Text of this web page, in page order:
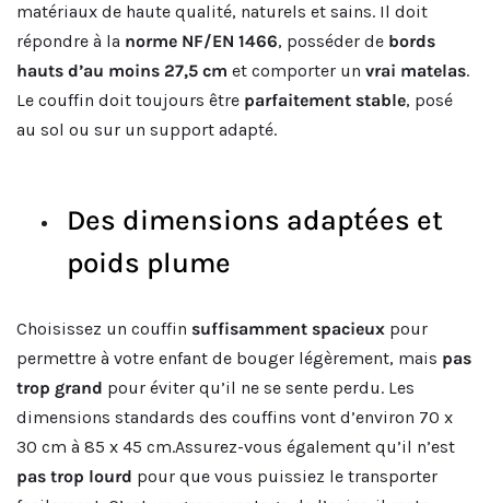
matériaux de haute qualité, naturels et sains. Il doit
répondre à la norme NF/EN 1466, posséder de bords
hauts d’au moins 27,5 cm et comporter un vrai matelas.
Le couffin doit toujours être parfaitement stable, posé
au sol ou sur un support adapté.
Des dimensions adaptées et
poids plume
Choisissez un couffin suffisamment spacieux pour
permettre à votre enfant de bouger légèrement, mais pas
trop grand pour éviter qu’il ne se sente perdu. Les
dimensions standards des couffins vont d’environ 70 x
30 cm à 85 x 45 cm.Assurez-vous également qu’il n’est
pas trop lourd pour que vous puissiez le transporter